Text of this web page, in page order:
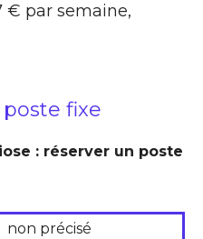
€ par semaine,
fixe
: réserver un poste
non précisé